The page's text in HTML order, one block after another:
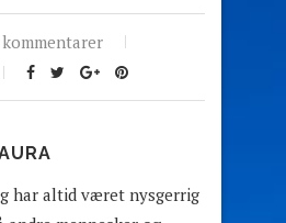
har altid været nysgerrig